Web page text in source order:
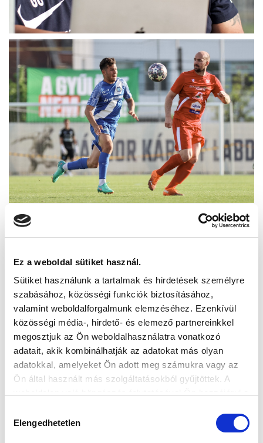
Ez a weboldal sütiket használ.
Sütiket használunk a tartalmak és hirdetések személyre
szabásához, közösségi funkciók biztosításához,
valamint weboldalforgalmunk elemzéséhez. Ezenkívül
közösségi média-, hirdető- és elemező partnereinkkel
megosztjuk az Ön weboldalhasználatra vonatkozó
adatait, akik kombinálhatják az adatokat más olyan
adatokkal, amelyeket Ön adott meg számukra vagy az
Ön által használt más szolgáltatásokból gyűjtöttek. A
kiválasztása
Elengedhetetlen